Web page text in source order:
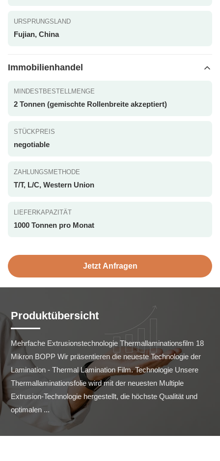
URSPRUNGSLAND
Fujian, China
Immobilienhandel
MINDESTBESTELLMENGE
2 Tonnen (gemischte Rollenbreite akzeptiert)
STÜCKPREIS
negotiable
ZAHLUNGSMETHODE
T/T, L/C, Western Union
LIEFERKAPAZITÄT
1000 Tonnen pro Monat
Jetzt Anfragen
Produktübersicht
Mehrfache Extrusionstechnologie Thermallaminationsfilm 18
Mikron BOPP Wir präsentieren die neueste Technologie der
Lamination - Thermal Lamination Film. Technologie Unsere
Thermallaminationsfolie wird mit der neuesten Multiple
Extrusion-Technologie hergestellt, die höchste Qualität und
optimalen ...